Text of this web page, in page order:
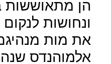
הן מתאוששות
ונחושות
את מות
אלמוהנדס